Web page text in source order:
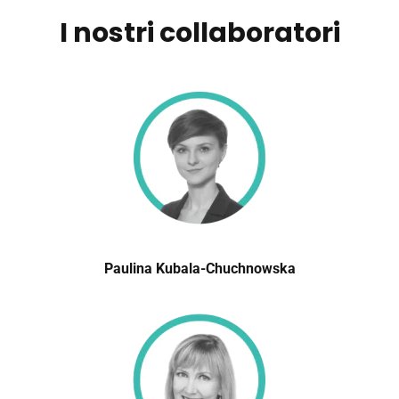
I nostri collaboratori
Paulina Kubala-Chuchnowska